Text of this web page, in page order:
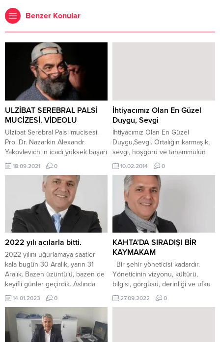
Benzer Konular
ULZİBAT SEREBRAL PALSİ
MUCİZESİ. VİDEOLU
Ulzibat Serebral Palsi mucisesi.
Pro. Dr. Nazarkin Alexandr
Yakovlevich in icadı yüksek başarı
oranına sahip sistem.Rusya’nın
başkenti Moskova’ya 200 km
uzaklıkta Tula şehrinde ki sadece
ortopedik engellilerin tedavisinin
yapıldığı hastane de
gerçekleştiriliyor. Yazarımız Aydan
Çakır bu konuda gönüllü olarak
hastalara şifa dağıtmak için yardım
çalışmalarına başladı. Kas-iskelet
sistemi patolojisinin tedavisi....
18.09.2021 0
İhtiyacımız Olan En Güzel
Duygu, Sevgi
İhtiyacımız Olan En Güzel
Duygu,Sevgi. Ortalığın karmaşık,
sevgi, hoşgörü ve tahammülün
çok pahalı olduğu bu günlerde
hepimizin ihtiyacı olan sevgiye
dair….. Ne güzel sihirli bir duygu
sevgi. Hem çok ucuz ama
alınması zor bir şey hem de çok
pahalı ama herkesin alması
gereken bir şey sevgi. Her
bireyin hayatında bir...
10.02.2014 0
2022 yılı acılarla bitti.
2022 yılını uğurlamaya saatler
kala bugün 30 Aralık, yarın 31
Aralık. Bazen üzüntülü, bazen de
keyifli günler geçirdik. Aslında
son üç yılda pek de iyi geçmedi
desek daha yerinde olacak. Yeni ‘
yenilik getirir ‘ mantığıyla iyimser
düşünmek istiyorum. Büyük
çoğunluğumuzun bitse de
14.01.2023 0
KAHTA’DA SIRADIŞI BİR
KAYMAKAM
Bir şehir yöneticisi kadardır.
Yöneticinin vizyonu, kültürü,
bilgisi, görgüsü, derinliği ve ufku
şehre yansır. Dünyadaki tüm
gelişmiş, kalkınmış, mutlu ve
27.09.2022 0